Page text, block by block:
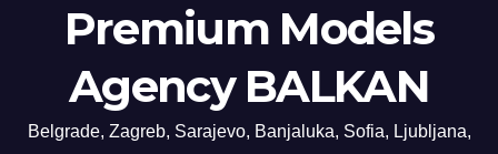
Premium Models
Agency BALKAN
Belgrade, Zagreb, Sarajevo, Banjaluka, Sofia, Ljubljana,